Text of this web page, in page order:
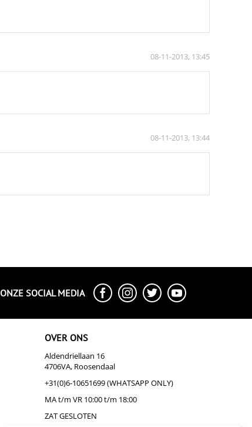
08-11-2013, 13:45
08-11-2013, 13:44
ONZE SOCIAL MEDIA
OVER ONS
Aldendriellaan 16
4706VA, Roosendaal
+31(0)6-10651699 (WHATSAPP ONLY)
MA t/m VR 10:00 t/m 18:00
ZAT GESLOTEN